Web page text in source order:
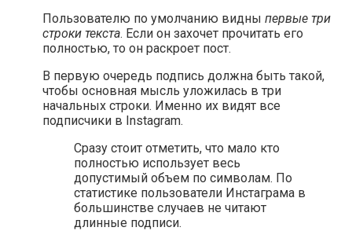
Пользователю по умолчанию видны первые три
строки текста. Если он захочет прочитать его
полностью, то он раскроет пост.
В первую очередь подпись должна быть такой,
чтобы основная мысль уложилась в три
начальных строки. Именно их видят все
подписчики в Instagram.
Сразу стоит отметить, что мало кто
полностью использует весь
допустимый объем по символам. По
статистике пользователи Инстаграма в
большинстве случаев не читают
длинные подписи.